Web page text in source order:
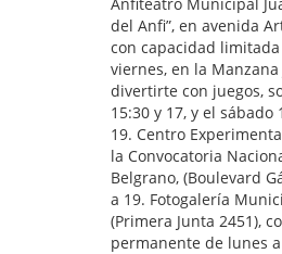
del Anfi”, en avenida
con capacidad
viernes, en la
divertirte con juegos,
15:30 y 17, y el
19. Centro
la Convocatoria
Belgrano, (Boulevard
a 19. Fotogalería
(Primera Junta 2451),
permanente de lunes